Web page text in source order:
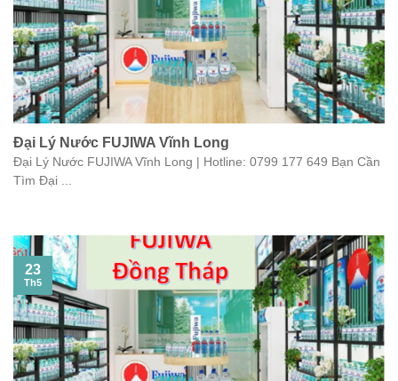
Đại Lý Nước FUJIWA Vĩnh Long
Đại Lý Nước FUJIWA Vĩnh Long | Hotline: 0799 177 649 Bạn Cần
Tìm Đại ...
23
Th5